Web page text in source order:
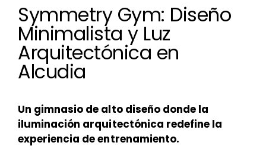
Symmetry Gym: Diseño
Minimalista y Luz
Arquitectónica en
Alcudia
Un gimnasio de alto diseño donde la
iluminación arquitectónica redefine la
experiencia de entrenamiento.